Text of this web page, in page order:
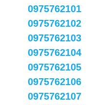
0975762101
0975762102
0975762103
0975762104
0975762105
0975762106
0975762107